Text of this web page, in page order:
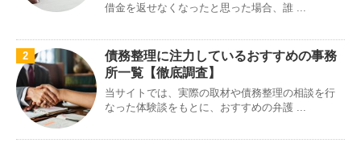
借金を返せなくなったと思った場合、誰 ...
2
債務整理に注力しているおすすめの事務
所一覧【徹底調査】
当サイトでは、実際の取材や債務整理の相談を行
なった体験談をもとに、おすすめの弁護 ...